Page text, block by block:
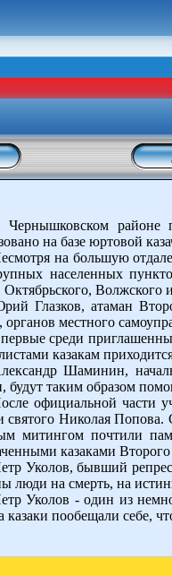
Чернышковском районе
на базе юртовой
на большую
населенных
Октябрьского, Волжского
Глазков, атаман
местного
среди
казакам
Шаминин,
будут таким образом
официальной части
святого Николая
митингом почтили
казаками
Уколов, бывший
люди на смерть, на
Уколов - один из
казаки пообещали себе,